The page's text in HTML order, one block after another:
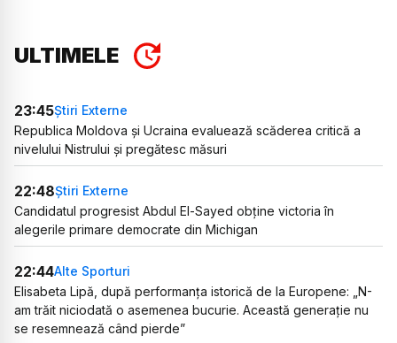
ULTIMELE
23:45Știri Externe
Republica Moldova și Ucraina evaluează scăderea critică a
nivelului Nistrului și pregătesc măsuri
22:48Știri Externe
Candidatul progresist Abdul El-Sayed obține victoria în
alegerile primare democrate din Michigan
22:44Alte Sporturi
Elisabeta Lipă, după performanța istorică de la Europene: „N-
am trăit niciodată o asemenea bucurie. Această generație nu
se resemnează când pierde”